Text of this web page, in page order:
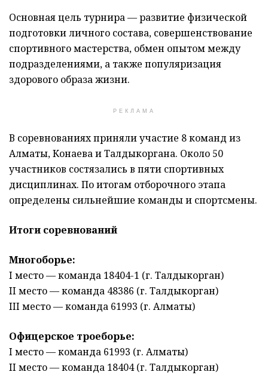
Основная цель турнира — развитие физической
подготовки личного состава, совершенствование
спортивного мастерства, обмен опытом между
подразделениями, а также популяризация
здорового образа жизни.
РЕКЛАМА
В соревнованиях приняли участие 8 команд из
Алматы, Конаева и Талдыкоргана. Около 50
участников состязались в пяти спортивных
дисциплинах. По итогам отборочного этапа
определены сильнейшие команды и спортсмены.
Итоги соревнований
Многоборье:
I место — команда 18404-1 (г. Талдыкорган)
II место — команда 48386 (г. Талдыкорган)
III место — команда 61993 (г. Алматы)
Офицерское троеборье:
I место — команда 61993 (г. Алматы)
II место — команда 18404 (г. Талдыкорган)